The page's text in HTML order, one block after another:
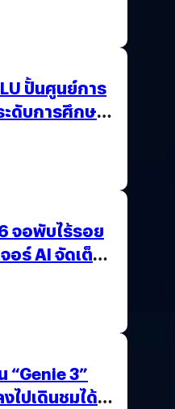
ปั้นศูนย์การ
ะดับการศึกษา
จอพับไร้รอย
อร์ AI จัดเต็ม
“Genie 3”
ไปเดินชมได้